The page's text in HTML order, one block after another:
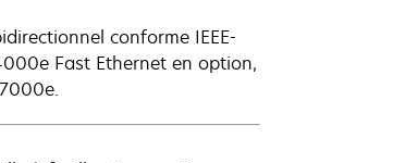
conforme IEEE-
Fast Ethernet en option,